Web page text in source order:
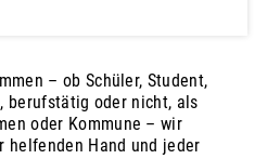
– ob Schüler, Student,
berufstätig oder nicht, als
oder Kommune – wir
helfenden Hand und jeder